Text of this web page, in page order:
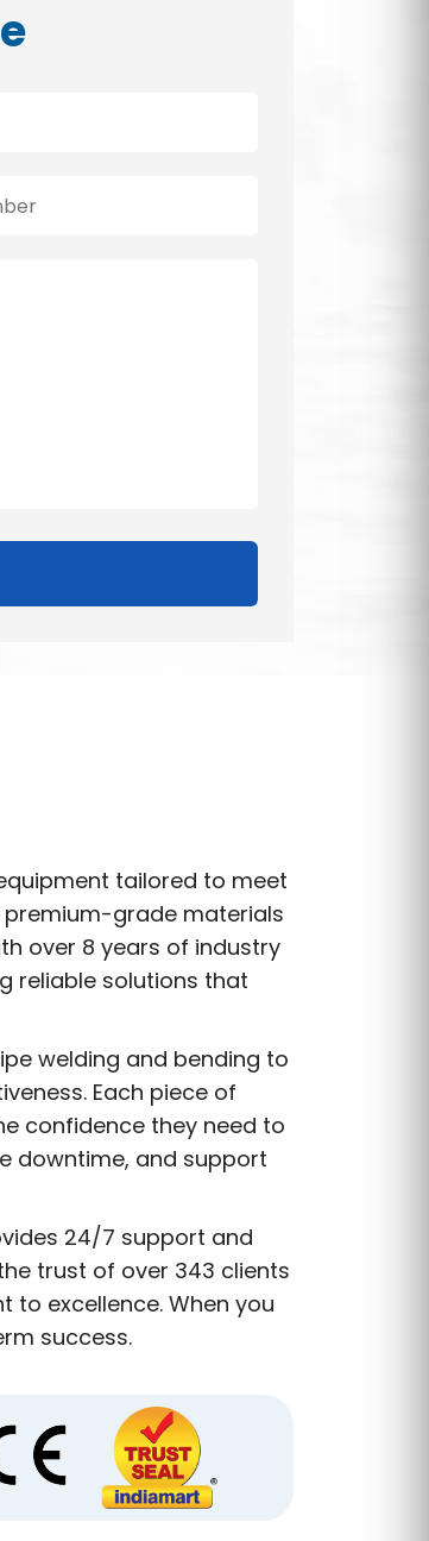
tailored to meet
grade materials
over 8 years of industry
reliable solutions that
welding and bending to
Each piece of
confidence they need to
downtime, and support
24/7 support and
trust of over 343 clients
excellence. When you
success.